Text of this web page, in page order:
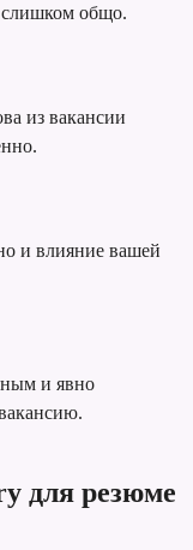
слишком общо.
из вакансии
и влияние вашей
и явно
для резюме